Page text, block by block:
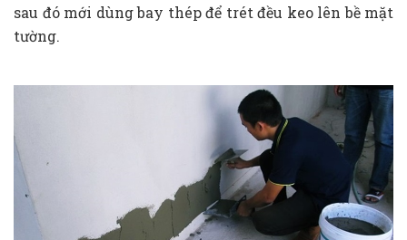
sau đó mới dùng bay thép để trét đều keo lên bề mặt
tường.